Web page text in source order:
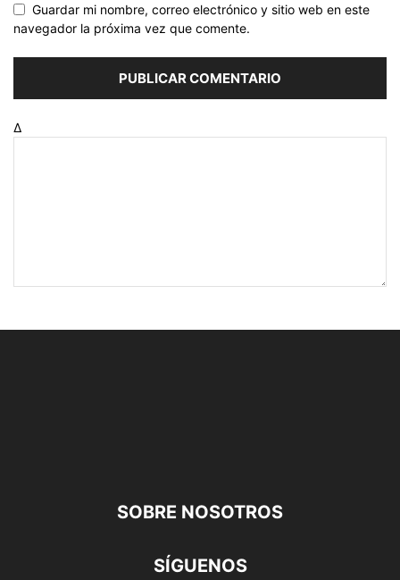
Guardar mi nombre, correo electrónico y sitio web en este
navegador la próxima vez que comente.
Δ
SOBRE NOSOTROS
SÍGUENOS